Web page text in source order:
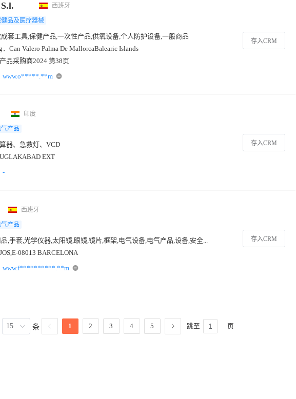
西班牙
健品及医疗器械
套工具,保健产品,一次性产品,供氧设备,个人防护设备,一般商品
Can Valero Palma De MallorcaBalearic Islands
品采购商2024 第38页
www.o*****.**m
存入CRM
印度
产品
器、急救灯、VCD
EXT
-
存入CRM
西班牙
产品
,手套,光学仪器,太阳镜,眼镜,镜片,框架,电气设备,电气产品,设备,安全...
08013 BARCELONA
www.f**********.**m
存入CRM
15 条 1 2 3 4 5 跳至 页